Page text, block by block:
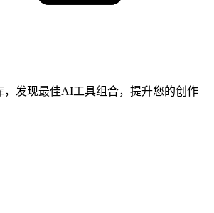
，发现最佳AI工具组合，提升您的创作